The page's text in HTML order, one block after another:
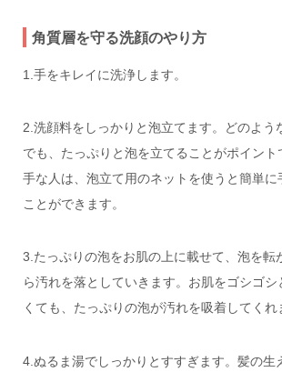
角質層を守る洗顔のやり方
1.手をキレイに洗浄します。
2.洗顔料をしっかりと泡立てます。どのよう
でも、たっぷりと泡を立てることがポイン
手な人は、泡立て用のネットを使うと簡単に
ことができます。
3.たっぷりの泡をお肌の上に載せて、泡を転
ら汚れを落としていきます。お肌をゴシゴシ
くても、たっぷりの泡が汚れを吸着してくれ
4.ぬるま湯でしっかりとすすぎます。髪の生